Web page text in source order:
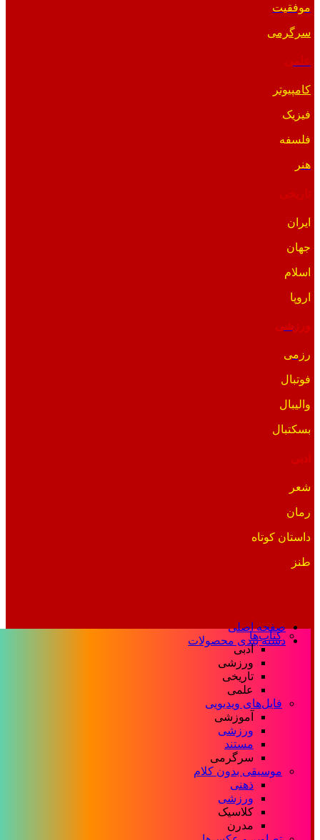
موفقیت
سرگرمی
کامپیوتر
فیزیک
فلسفه
هنر
ایران
جهان
اسلام
اروپا
ورزشی
رزمی
فوتبال
والیبال
بسکتبال
ادبی
شعر
رمان
داستان کوتاه
طنز
صفحه اصلی
دسته بندی محصولات
کتاب‌ها
ادبی
ورزشی
تاریخی
علمی
فایل‌های ویدیویی
آموزشی
ورزشی
مستند
سرگرمی
موسیقی بدون کلام
ذهنی
ورزشی
کلاسیک
مدرن